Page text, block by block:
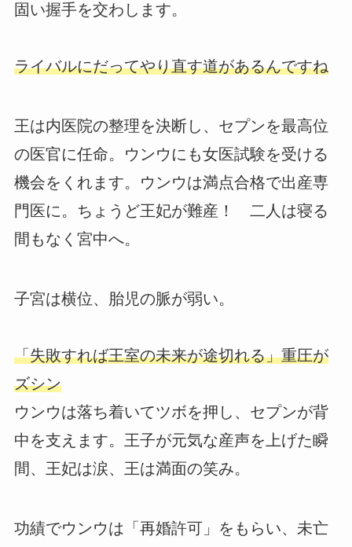
固い握手を交わします。
ライバルにだってやり直す道があるんですね
王は内医院の整理を決断し、セプンを最高位
の医官に任命。ウンウにも女医試験を受ける
機会をくれます。ウンウは満点合格で出産専
門医に。ちょうど王妃が難産！ 二人は寝る
間もなく宮中へ。
子宮は横位、胎児の脈が弱い。
「失敗すれば王室の未来が途切れる」重圧が
ズシン
ウンウは落ち着いてツボを押し、セプンが背
中を支えます。王子が元気な産声を上げた瞬
間、王妃は涙、王は満面の笑み。
功績でウンウは「再婚許可」をもらい、未亡